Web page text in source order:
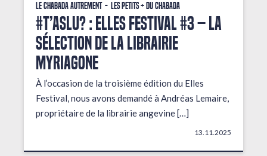
Le Chabada autrement Les petits + du Chabada
#T’AsLu? : ELLES FESTIVAL #3 – La
sélection de la librairie
Myriagone
À l’occasion de la troisième édition du Elles
Festival, nous avons demandé à Andréas Lemaire,
propriétaire de la librairie angevine […]
13.11.2025